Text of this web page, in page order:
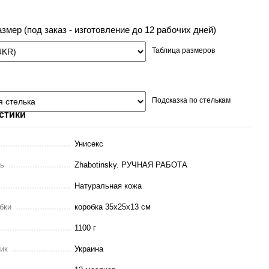
(под заказ - изготовление до 12 рабочих дней)
Таблица размеров
Подсказка по стелькам
Унисекс
Zhabotinsky. РУЧНАЯ РАБОТА
Натуральная кожа
коробка 35х25х13 см
1100 г
Украина